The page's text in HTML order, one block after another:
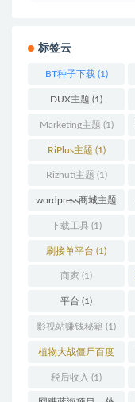
标签云
BT种子下载 (1)
DUX主题 (1)
Marketing主题 (1)
RiPlus主题 (1)
Rizhuti主题 (1)
wordpress商城主题
(1)
下载工具 (1)
刷接单平台 (1)
商家 (1)
平台 (1)
影视站赚钱秘籍 (1)
植物大战僵尸百度
云(1)
税后收入 (1)